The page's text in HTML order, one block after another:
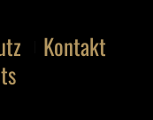
Kontakt